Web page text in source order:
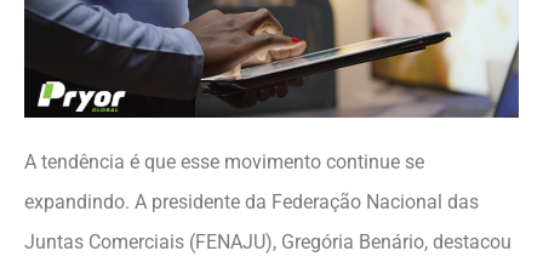
A tendência é que esse movimento continue se
expandindo. A presidente da Federação Nacional das
Juntas Comerciais (FENAJU), Gregória Benário, destacou